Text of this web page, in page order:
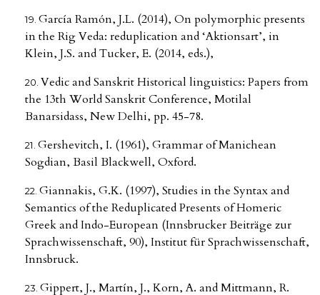
García Ramón, J.L. (2014), On polymorphic presents
in the Rig Veda: reduplication and ‘Aktionsart’, in
Klein, J.S. and Tucker, E. (2014, eds.),
Vedic and Sanskrit Historical linguistics: Papers from
the 13th World Sanskrit Conference, Motilal
Banarsidass, New Delhi, pp. 45-78.
Gershevitch, I. (1961), Grammar of Manichean
Sogdian, Basil Blackwell, Oxford.
Giannakis, G.K. (1997), Studies in the Syntax and
Semantics of the Reduplicated Presents of Homeric
Greek and Indo-European (Innsbrucker Beiträge zur
Sprachwissenschaft, 90), Institut für Sprachwissenschaft,
Innsbruck.
Gippert, J., Martín, J., Korn, A. and Mittmann, R.